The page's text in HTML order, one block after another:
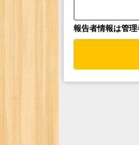
報告者情報は管理